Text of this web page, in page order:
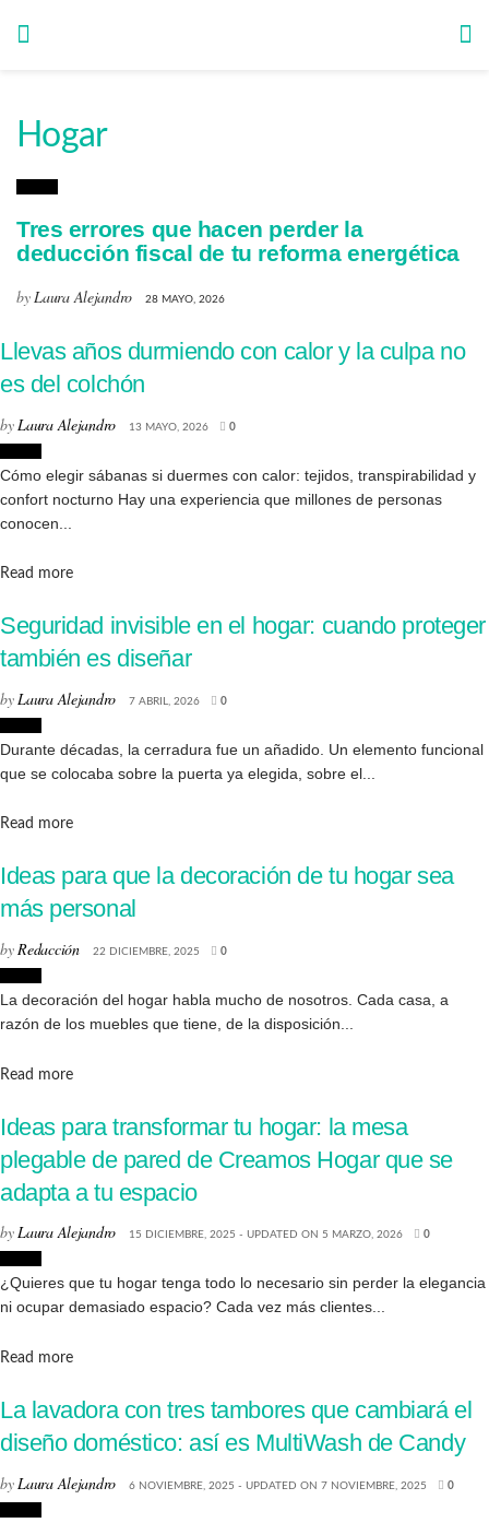
Hogar
Tres errores que hacen perder la
deducción fiscal de tu reforma energética
by Laura Alejandro 28 MAYO, 2026
Llevas años durmiendo con calor y la culpa no
es del colchón
by Laura Alejandro 13 MAYO, 2026 0
Cómo elegir sábanas si duermes con calor: tejidos, transpirabilidad y
confort nocturno Hay una experiencia que millones de personas
conocen...
Read moreDetails
Seguridad invisible en el hogar: cuando proteger
también es diseñar
byLaura Alejandro 7 ABRIL, 2026 0
Durante décadas, la cerradura fue un añadido. Un elemento funcional
que se colocaba sobre la puerta ya elegida, sobre el...
Read moreDetails
Ideas para que la decoración de tu hogar sea
más personal
byRedacción 22 DICIEMBRE, 2025 0
La decoración del hogar habla mucho de nosotros. Cada casa, a
razón de los muebles que tiene, de la disposición...
Read moreDetails
Ideas para transformar tu hogar: la mesa
plegable de pared de Creamos Hogar que se
adapta a tu espacio
byLaura Alejandro 15 DICIEMBRE, 2025 - UPDATED ON 5 MARZO, 2026 0
¿Quieres que tu hogar tenga todo lo necesario sin perder la elegancia
ni ocupar demasiado espacio? Cada vez más clientes...
Read moreDetails
La lavadora con tres tambores que cambiará el
diseño doméstico: así es MultiWash de Candy
by Laura Alejandro 6 NOVIEMBRE, 2025 - UPDATED ON 7 NOVIEMBRE, 2025 0